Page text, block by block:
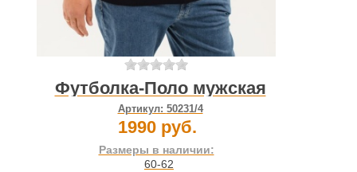
Футболка-Поло мужская
Артикул: 50231/4
1990 руб.
Размеры в наличии:
60-62